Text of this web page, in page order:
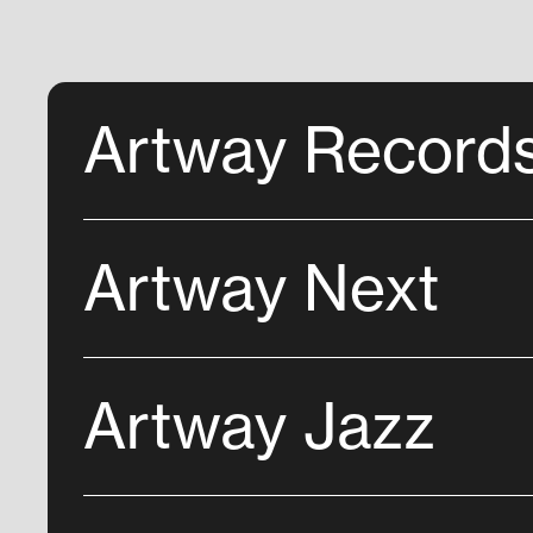
Artway
Artway Next
Artway Jazz